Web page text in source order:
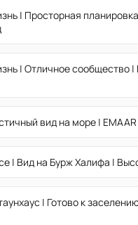
| Просторная
| Отличное сообщество |
вид на море |
| Вид на Бурж Халифа |
| Готово к